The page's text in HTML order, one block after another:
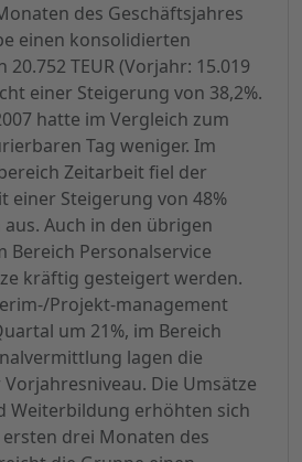
des Geschäftsjahres
einen konsolidierten
TEUR (Vorjahr: 15.019
einer Steigerung von 38,2%.
hatte im Vergleich zum
Tag weniger. Im
Zeitarbeit fiel der
einer Steigerung von 48%
Auch in den übrigen
Bereich Personalservice
kräftig gesteigert werden.
Projekt-management
um 21%, im Bereich
lagen die
Die Umsätze
Weiterbildung erhöhten sich
ersten drei Monaten des